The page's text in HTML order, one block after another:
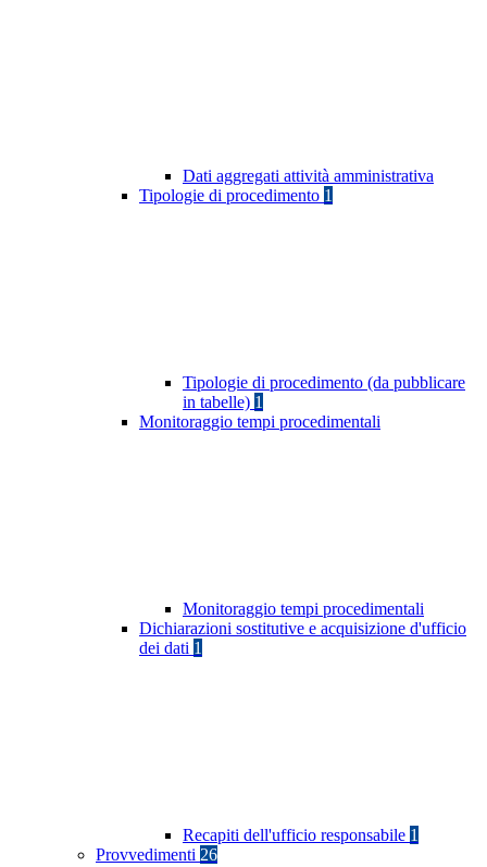
Dati aggregati attività amministrativa
Tipologie di procedimento 1
Tipologie di procedimento (da pubblicare
in tabelle) 1
Monitoraggio tempi procedimentali
Monitoraggio tempi procedimentali
Dichiarazioni sostitutive e acquisizione d'ufficio
dei dati 1
Recapiti dell'ufficio responsabile 1
Provvedimenti 26